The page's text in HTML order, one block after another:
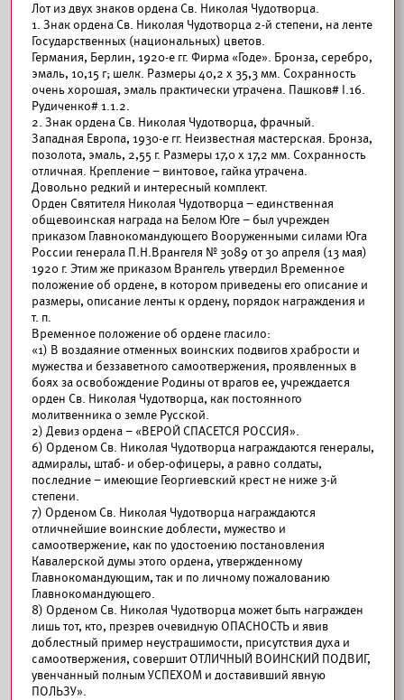
Лот из двух знаков ордена Св. Николая Чудотворца.
1. Знак ордена Св. Николая Чудотворца 2-й степени, на ленте
Государственных (национальных) цветов.
Германия, Берлин, 1920-е гг. Фирма «Годе». Бронза, серебро,
эмаль, 10,15 г; шелк. Размеры 40,2 х 35,3 мм. Сохранность
очень хорошая, эмаль практически утрачена. Пашков# I.16.
Рудиченко# 1.1.2.
2. Знак ордена Св. Николая Чудотворца, фрачный.
Западная Европа, 1930-е гг. Неизвестная мастерская. Бронза,
позолота, эмаль, 2,55 г. Размеры 17,0 х 17,2 мм. Сохранность
отличная. Крепление – винтовое, гайка утрачена.
Довольно редкий и интересный комплект.
Орден Святителя Николая Чудотворца – единственная
общевоинская награда на Белом Юге – был учрежден
приказом Главнокомандующего Вооруженными силами Юга
России генерала П.Н.Врангеля № 3089 от 30 апреля (13 мая)
1920 г. Этим же приказом Врангель утвердил Временное
положение об ордене, в котором приведены его описание и
размеры, описание ленты к ордену, порядок награждения и
т. п.
Временное положение об ордене гласило:
«1) В воздаяние отменных воинских подвигов храбрости и
мужества и беззаветного самоотвержения, проявленных в
боях за освобождение Родины от врагов ее, учреждается
орден Св. Николая Чудотворца, как постоянного
молитвенника о земле Русской.
2) Девиз ордена – «ВЕРОЙ СПАСЕТСЯ РОССИЯ».
6) Орденом Св. Николая Чудотворца награждаются генералы,
адмиралы, штаб- и обер-офицеры, а равно солдаты,
последние – имеющие Георгиевский крест не ниже 3-й
степени.
7) Орденом Св. Николая Чудотворца награждаются
отличнейшие воинские доблести, мужество и
самоотвержение, как по удостоению постановления
Кавалерской думы этого ордена, утвержденному
Главнокомандующим, так и по личному пожалованию
Главнокомандующего.
8) Орденом Св. Николая Чудотворца может быть награжден
лишь тот, кто, презрев очевидную ОПАСНОСТЬ и явив
доблестный пример неустрашимости, присутствия духа и
самоотвержения, совершит ОТЛИЧНЫЙ ВОИНСКИЙ ПОДВИГ,
увенчанный полным УСПЕХОМ и доставивший явную
ПОЛЬЗУ».